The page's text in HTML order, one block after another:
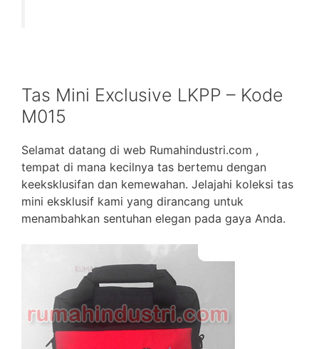
Tas Mini Exclusive LKPP – Kode
M015
Selamat datang di web Rumahindustri.com ,
tempat di mana kecilnya tas bertemu dengan
keeksklusifan dan kemewahan. Jelajahi koleksi tas
mini eksklusif kami yang dirancang untuk
menambahkan sentuhan elegan pada gaya Anda.